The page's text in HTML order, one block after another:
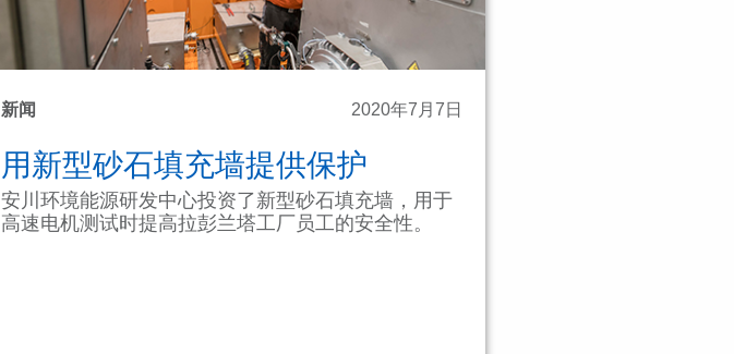
新闻 2020年7月7日
用新型砂石填充墙提供保护
安川环境能源研发中心投资了新型砂石填充墙，用于
高速电机测试时提高拉彭兰塔工厂员工的安全性。